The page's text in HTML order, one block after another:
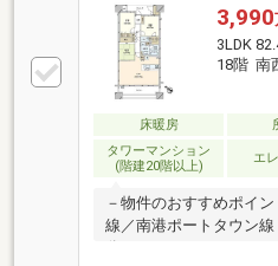
乾燥器付■トランクル
育可能(規約による制限
ンション■各棟の1階に
詳細及び内覧希望のお
中西（なかにし）まで
ール ０１２０－９３６
3,990
3LDK
18階 南
床暖房
タワーマンション
(階建20階以上)
エ
－物件のおすすめポイ
線／南港ポートタウン